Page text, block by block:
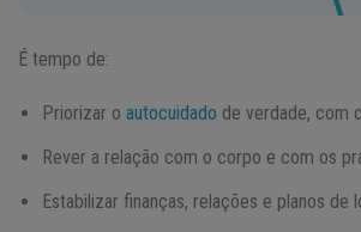
É tempo de:
Priorizar o autocuidado de verdade, com
Rever a relação com o corpo e com os
Estabilizar finanças, relações e planos de